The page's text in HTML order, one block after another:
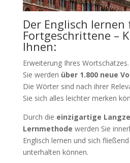
Der Englisch lernen
Fortgeschrittene –
Ihnen:
Erweiterung Ihres Wortschatzes.
Sie werden über 1.800 neue
Die Wörter sind nach ihrer
Sie sich alles leichter merken
Durch die einzigartige
Lernmethode werden Sie
Englisch lernen und sich
unterhalten können.